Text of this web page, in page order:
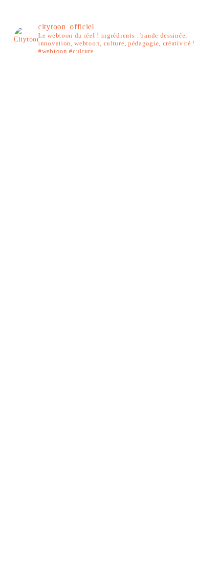
citytoon_officiel
Le webtoon du réel ! ingrédients : bande dessinée,
innovation, webtoon, culture, pédagogie, créativité !
#webtoon #culture